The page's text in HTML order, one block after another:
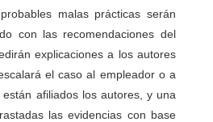
malas prácticas serán
con las recomendaciones del
explicaciones a los autores
el caso al empleador o a
afiliados los autores, y una
las evidencias con base